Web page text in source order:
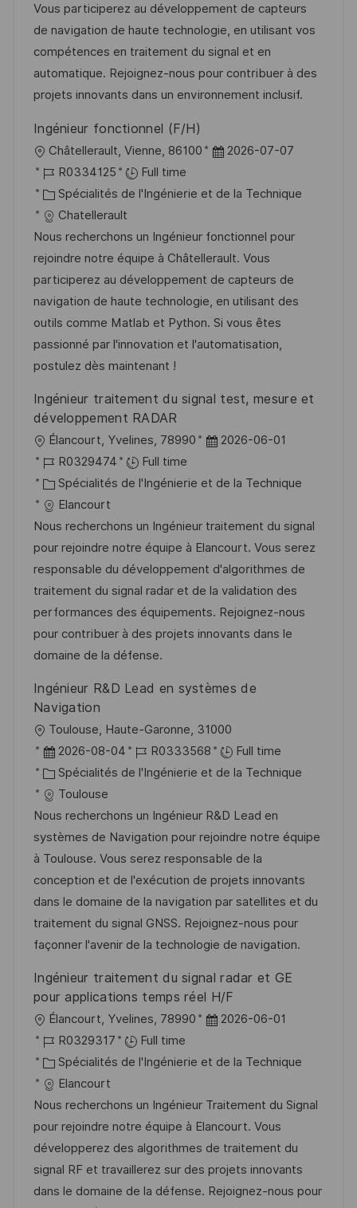
s
a
t
i
o
a
f
f
i
c
a
g
e
n
c
e
d
p
o
s
t
e
g
o
r
i
e
Vous participerez au développement de capteurs
de navigation de haute technologie, en utilisant vos
compétences en traitement du signal et en
automatique. Rejoignez-nous pour contribuer à des
projets innovants dans un environnement inclusif.
Ingénieur fonctionnel (F/H)
o
c
a
l
i
s
a
t
i
o
Châtellerault, Vienne, 86100
D
t
d
’
a
f
i
e
2026-07-07
R
é
f
é
r
e
n
c
e
d
p
t
R0334125
Full time
C
a
t
é
g
o
r
i
e
Spécialités de l'Ingénierie et de la Technique
Chatellerault
Nous recherchons un Ingénieur fonctionnel pour
rejoindre notre équipe à Châtellerault. Vous
participerez au développement de capteurs de
navigation de haute technologie, en utilisant des
outils comme Matlab et Python. Si vous êtes
passionné par l'innovation et l'automatisation,
postulez dès maintenant !
Ingénieur traitement du signal test, mesure et
développement RADAR
o
c
a
l
i
s
a
t
i
o
Élancourt, Yvelines, 78990
D
t
d
’
a
f
f
i
2026-06-01
R
é
f
é
r
e
n
c
e
d
p
t
R0329474
Full time
C
a
t
é
g
o
r
i
e
Spécialités de l'Ingénierie et de la Technique
Elancourt
Nous recherchons un Ingénieur traitement du signal
pour rejoindre notre équipe à Elancourt. Vous serez
responsable du développement d'algorithmes de
traitement du signal radar et de la validation des
performances des équipements. Rejoignez-nous
pour contribuer à des projets innovants dans le
domaine de la défense.
Ingénieur R&D Lead en systèmes de
Navigation
o
c
a
l
i
s
a
t
i
o
Toulouse, Haute-Garonne, 31000
D
a
t
e
d
’
a
f
f
i
h
e
2026-08-04
R
é
é
r
e
n
c
e
d
R0333568
Full time
C
a
t
é
g
o
r
i
e
Spécialités de l'Ingénierie et de la Technique
Toulouse
Nous recherchons un Ingénieur R&D Lead en
systèmes de Navigation pour rejoindre notre équipe
à Toulouse. Vous serez responsable de la
conception et de l'exécution de projets innovants
dans le domaine de la navigation par satellites et du
traitement du signal GNSS. Rejoignez-nous pour
façonner l'avenir de la technologie de navigation.
Ingénieur traitement du signal radar et GE
pour applications temps réel H/F
o
c
a
l
i
s
a
t
Élancourt, Yvelines, 78990
D
t
d
’
a
f
f
2026-06-01
R
é
f
é
r
e
n
c
R0329317
Full time
C
a
t
é
g
o
r
Spécialités de l'Ingénierie et de la Technique
Elancourt
Nous recherchons un Ingénieur Traitement du Signal
pour rejoindre notre équipe à Elancourt. Vous
développerez des algorithmes de traitement du
signal RF et travaillerez sur des projets innovants
dans le domaine de la défense. Rejoignez-nous pour